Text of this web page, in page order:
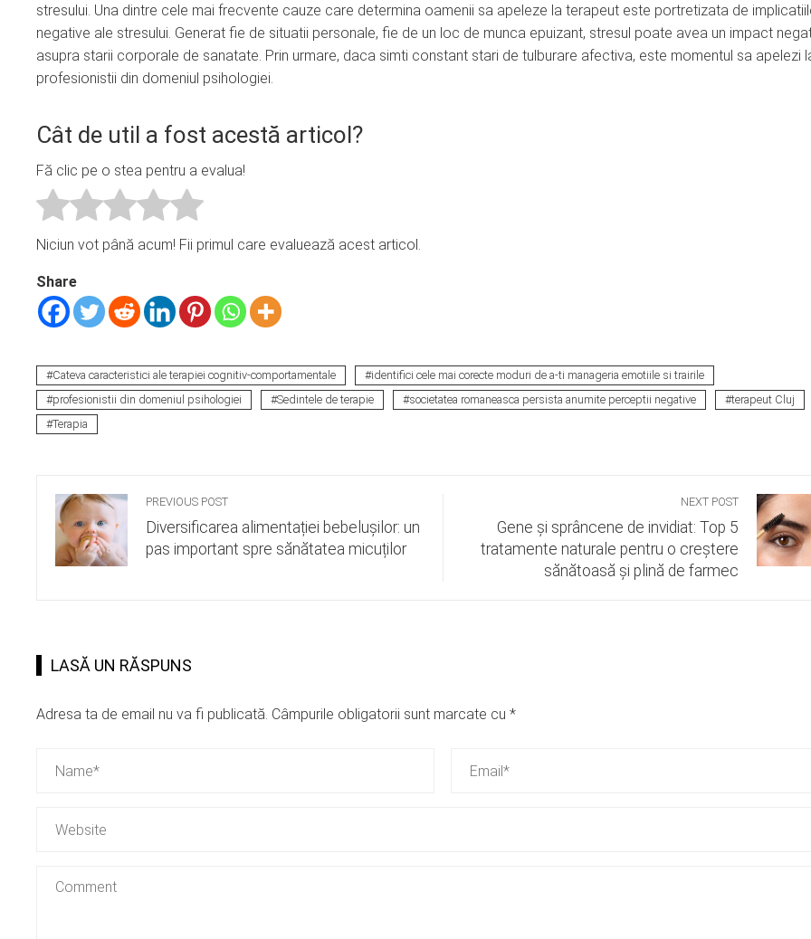
stresului. Una dintre cele mai frecvente cauze care determina oamenii sa apeleze la terapeut este portretizata de
negative ale stresului. Generat fie de situatii personale, fie de un loc de munca epuizant, stresul poate avea un impact
asupra starii corporale de sanatate. Prin urmare, daca simti constant stari de tulburare afectiva, este momentul sa apelezi
profesionistii din domeniul psihologiei.
Cât de util a fost acestă articol?
Fă clic pe o stea pentru a evalua!
Niciun vot până acum! Fii primul care evaluează acest articol.
Share
Cateva caracteristici ale terapiei cognitiv-comportamentale
identifici cele mai corecte moduri de a-ti manageria emotiile si trairile
profesionistii din domeniul psihologiei
Sedintele de terapie societatea romaneasca persista anumite perceptii negative
terapeut Cluj
Terapia
PREVIOUS POST
Diversificarea alimentației bebelușilor: un
pas important spre sănătatea micuților
NEXT POST
Gene și sprâncene de invidiat: Top 5
tratamente naturale pentru o creștere
sănătoasă și plină de farmec
LASĂ UN RĂSPUNS
Adresa ta de email nu va fi publicată. Câmpurile obligatorii sunt marcate cu *